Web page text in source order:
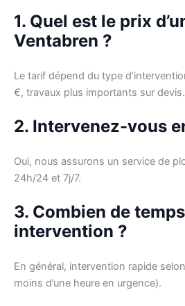
1. Quel est le prix
Ventabren ?
Le tarif dépend du type
€, travaux plus importants sur devis.
2. Intervenez-vous
Oui, nous assurons un service de
24h/24 et 7j/7.
3. Combien de
intervention ?
En général, intervention rapide
moins d’une heure en urgence).